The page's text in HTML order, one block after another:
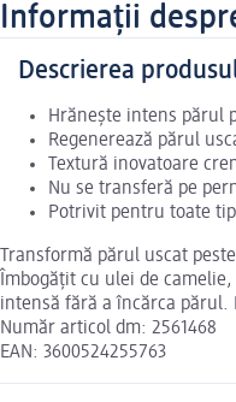
Informații
Descrierea
Hrănește intens părul
Regenerează părul
Textură inovatoare
Nu se transferă pe
Potrivit pentru toate
Transformă părul uscat
Îmbogățit cu ulei de
intensă fără a încărca
Număr articol dm: 2561468
EAN: 3600524255763